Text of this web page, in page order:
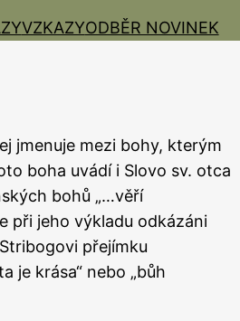
VZKAZYODBĚR NOVINEK
jmenuje mezi bohy, kterým
boha uvádí i Slovo sv. otca
bohů „…věří
při jeho výkladu odkázáni
přejímku
je krása“ nebo „bůh